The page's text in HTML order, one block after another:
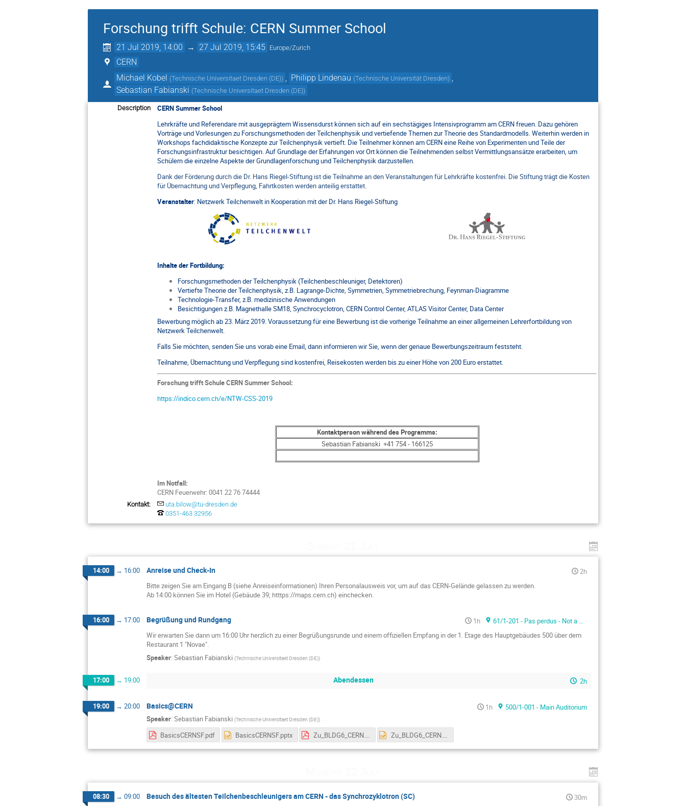
Forschung trifft Schule: CERN Summer School
21 Jul 2019, 14:00 → 27 Jul 2019, 15:45 Europe/Zurich
CERN
Michael Kobel (Technische Universitaet Dresden (DE)) Philipp Lindenau (Technische Universität Dresden)
Sebastian Fabianski (Technische Universitaet Dresden (DE))
Description
CERN Summer School
Lehrkräfte und Referendare mit ausgeprägtem Wissensdurst können sich auf ein sechstägiges Intensivprogramm am CERN freuen. Dazu gehören
Vorträge und Vorlesungen zu Forschungsmethoden der Teilchenphysik und vertiefende Themen zur Theorie des Standardmodells. Weiterhin werden in
Workshops fachdidaktische Konzepte zur Teilchenphysik vertieft. Die Teilnehmer können am CERN eine Reihe von Experimenten und Teile der
Forschungsinfrastruktur besichtigen. Auf Grundlage der Erfahrungen vor Ort können die Teilnehmenden selbst Vermittlungsansätze erarbeiten, um
Schülern die einzelne Aspekte der Grundlagenforschung und Teilchenphysik darzustellen.
Dank der Förderung durch die Dr. Hans Riegel-Stiftung ist die Teilnahme an den Veranstaltungen für Lehrkräfte kostenfrei. Die Stiftung trägt die Kosten
für Übernachtung und Verpflegung, Fahrtkosten werden anteilig erstattet.
Veranstalter: Netzwerk Teilchenwelt in Kooperation mit derDr. Hans Riegel-Stiftung
Inhalte der Fortbildung:
Forschungsmethoden der Teilchenphysik (Teilchenbeschleuniger, Detektoren)
Vertiefte Theorie der Teilchenphysik, z.B. Lagrange-Dichte, Symmetrien, Symmetriebrechung, Feynman-Diagramme
Technologie-Transfer, z.B. medizinische Anwendungen
Besichtigungen z.B. Magnethalle SM18, Synchrocyclotron, CERN Control Center, ATLAS Visitor Center, Data Center
Bewerbung möglich ab 23. März 2019. Voraussetzung für eine Bewerbung ist die vorherige Teilnahme an einer allgemeinen Lehrerfortbildung von
Netzwerk Teilchenwelt.
Falls Sie möchten, senden Sie uns vorab eine Email, dann informieren wir Sie, wenn der genaue Bewerbungszeitraum feststeht.
Teilnahme, Übernachtung und Verpflegung sind kostenfrei, Reisekosten werden bis zu einer Höhe von 200 Euro erstattet.
Forschung trifft Schule CERN Summer School:
https://indico.cern.ch/e/NTW-CSS-2019
Kontaktperson während des Programms:
Sebastian Fabianski +41 754 - 166125
Im Notfall:
CERN Feuerwehr: 0041 22 76 74444
Kontakt:
uta.bilow@tu-dresden.de
0351-463 32956
14:00 → 16:00 Anreise und Check-In
2h
Bitte zeigen Sie am Eingang B (siehe Anreiseinformationen) Ihren Personalausweis vor, um auf das CERN-Gelände gelassen zu werden.
Ab 14:00 können Sie im Hotel (Gebäude 39; htttps://maps.cern.ch) einchecken.
16:00 → 17:00 Begrüßung und Rundgang 1h
61/1-201 - Pas perdus - Not a meeting room -
Wir erwarten Sie dann um 16:00 Uhr herzlich zu einer Begrüßungsrunde und einem offiziellen Empfang in der 1. Etage des Hauptgebäudes 500 über dem
Restaurant 1 "Novae".
Speaker: Sebastian Fabianski (Technische Universitaet Dresden (DE))
17:00 → 19:00 Abendessen 2h
19:00 → 20:00 Basics@CERN 1h
500/1-001 - Main Auditorium
Speaker: Sebastian Fabianski (Technische Universitaet Dresden (DE))
BasicsCERNSF.pdf BasicsCERNSF.pptx Zu_BLDG6_CERN.pdf Zu_BLDG6_CERN.pptx
08:30 → 09:00 Besuch des ältesten Teilchenbeschleunigers am CERN - das Synchrozyklotron (SC)
30m